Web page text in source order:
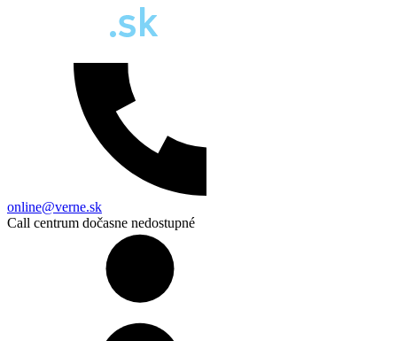
online@verne.sk
Call centrum dočasne nedostupné